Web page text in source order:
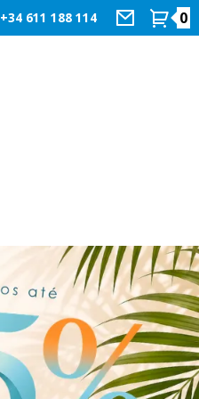
+34 611 188 114 0